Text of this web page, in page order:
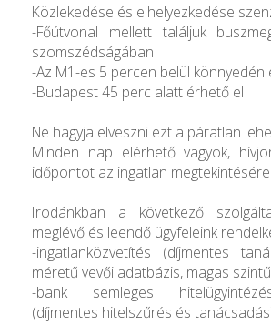
Közlekedése és elhelyezkedése
-Főútvonal mellett találjuk
szomszédságában
-Az M1-es 5 percen belül könnyedén
-Budapest 45 perc alatt érhető el
Ne hagyja elveszni ezt a páratlan
Minden nap elérhető vagyok,
időpontot az ingatlan megtekintésére!
Irodánkban a következő
meglévő és leendő ügyfeleink
-ingatlanközvetítés (díjmentes
méretű vevői adatbázis, magas
-bank semleges
(díjmentes hitelszűrés és